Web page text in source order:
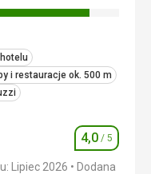
i restauracje ok. 500 m
Ocena
4,0 / 5
Lipiec 2026
Dodana